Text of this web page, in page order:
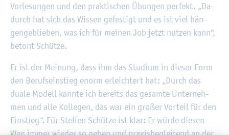
Vor­le­sun­gen und den prak­ti­schen Übun­gen per­fekt. „Da­
durch hat sich das Wis­sen ge­fes­tigt und es ist viel hän­
gen­ge­blie­ben, was ich für mei­nen Job jetzt nut­zen kann“,
be­tont Schüt­ze.
Er ist der Mei­nung, dass ihm das Stu­di­um in die­ser Form
den Be­rufs­ein­stieg enorm er­leich­tert hat: „Durch das
duale Mo­dell kann­te ich be­reits das ge­sam­te Un­ter­neh­
men und alle Kol­le­gen, das war ein gro­ßer Vor­teil für den
Ein­stieg“. Für Stef­fen Schüt­ze ist klar: Er würde die­sen